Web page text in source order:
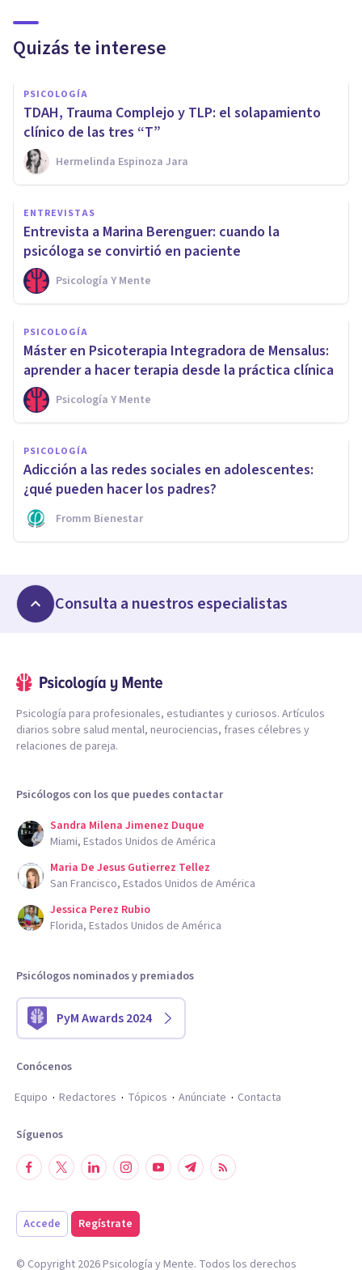
Quizás te interese
PSICOLOGÍA
TDAH, Trauma Complejo y TLP: el solapamiento
clínico de las tres “T”
Hermelinda Espinoza Jara
ENTREVISTAS
Entrevista a Marina Berenguer: cuando la
psicóloga se convirtió en paciente
Psicología Y Mente
PSICOLOGÍA
Máster en Psicoterapia Integradora de Mensalus:
aprender a hacer terapia desde la práctica clínica
Psicología Y Mente
PSICOLOGÍA
Adicción a las redes sociales en adolescentes:
¿qué pueden hacer los padres?
Fromm Bienestar
Consulta a nuestros especialistas
Psicología para profesionales, estudiantes y curiosos. Artículos
diarios sobre salud mental, neurociencias, frases célebres y
relaciones de pareja.
Psicólogos con los que puedes contactar
Sandra Milena Jimenez Duque
Miami, Estados Unidos de América
Maria De Jesus Gutierrez Tellez
San Francisco, Estados Unidos de América
Jessica Perez Rubio
Florida, Estados Unidos de América
Psicólogos nominados y premiados
PyM Awards 2024
Conócenos
Equipo
Redactores Tópicos Anúnciate Contacta
Síguenos
Accede Regístrate
© Copyright 2026Psicología y Mente. Todos los derechos